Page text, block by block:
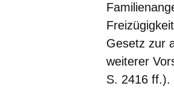
Gesetz zur
weiterer
S. 2416 ff.).